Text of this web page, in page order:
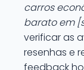
carros
barato em
verificar as
resenhas e